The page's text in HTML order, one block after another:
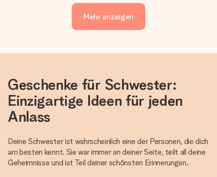
Mehr anzeigen
Geschenke für Schwester:
Einzigartige Ideen für jeden
Anlass
Deine Schwester ist wahrscheinlich eine der Personen, die dich
am besten kennt. Sie war immer an deiner Seite, teilt all deine
Geheimnisse und ist Teil deiner schönsten Erinnerungen.